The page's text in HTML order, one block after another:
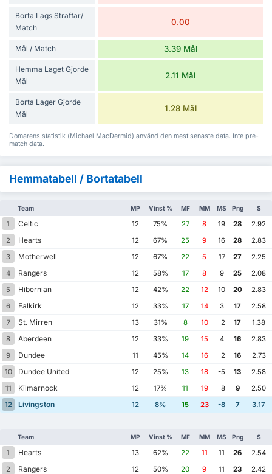
Borta Lags Straffar/
Match
0.00
Mål / Match 3.39 Mål
Hemma Laget Gjorde
Mål
2.11 Mål
Borta Lager Gjorde
Mål
1.28 Mål
Domarens statistik (Michael MacDermid) använd den mest senaste data. Inte pre-
match data.
Hemmatabell / Bortatabell
Team MP Vinst % MF MM MS Png S
1 Celtic 12 75% 27 8 19 28
2.92
2
Hearts 12 67% 25 9 16 28
2.83
3
Motherwell 12 67% 22 5 17 27
2.25
4
Rangers 12 58% 17 8 9 25
2.08
5
Hibernian 12 42% 22 12 10 20
2.83
6
Falkirk 12 33% 17 14 3 17
2.58
7
St. Mirren 13 31% 8 10 -2 17
1.38
8
Aberdeen 12 33% 19 15 4 16
2.83
9
Dundee 11 45% 14 16 -2 16
2.73
10
Dundee United 12 25% 13 18 -5 13
2.58
11
Kilmarnock 12 17% 11 19 -8 9
2.50
12
Livingston 12 8% 15 23 -8 7 3.17
Team MP Vinst % MF MM MS Png S
1 Hearts 13 62% 22 11 11 26
2.54
2
Rangers 12 50% 20 9 11 23
2.42